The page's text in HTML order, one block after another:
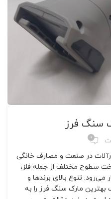
سنگ فرز
0
در صنعت و مصارف خانگی
سطوح مختلف از جمله فلز،
تنوع بالای برندها و
بهترین مارک سنگ فرز را به